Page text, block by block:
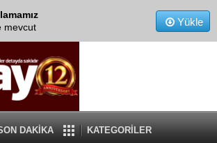
mevcut
Yükle
DAKİKA KATEGORİLER